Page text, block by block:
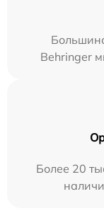
Behringer
Более 20